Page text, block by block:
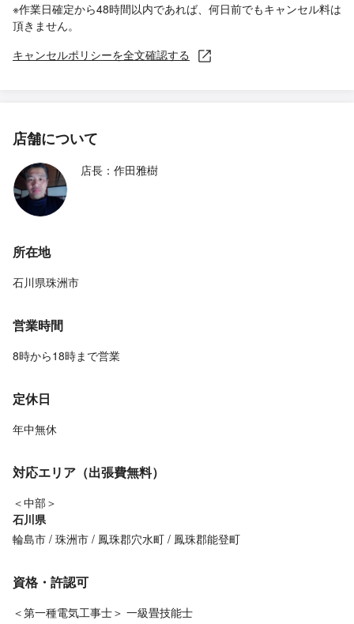
※作業日確定から48時間以内であれば、何日前でもキャンセル料は
頂きません。
キャンセルポリシーを全文確認する
店舗について
店長：作田雅樹
所在地
石川県珠洲市
営業時間
8時から18時まで営業
定休日
年中無休
対応エリア（出張費無料）
＜中部＞
石川県
輪島市 珠洲市 鳳珠郡穴水町 鳳珠郡能登町
資格・許認可
＜第一種電気工事士＞ 一級畳技能士